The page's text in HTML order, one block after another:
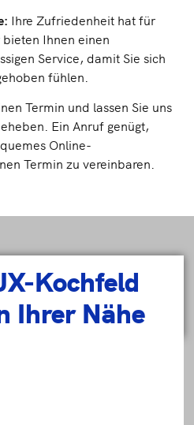
Ihre Zufriedenheit hat für
Ihnen einen
Service, damit Sie sich
fühlen.
Termin und lassen Sie uns
Ein Anruf genügt,
Online-
Termin zu vereinbaren.
Kochfeld
Ihrer Nähe